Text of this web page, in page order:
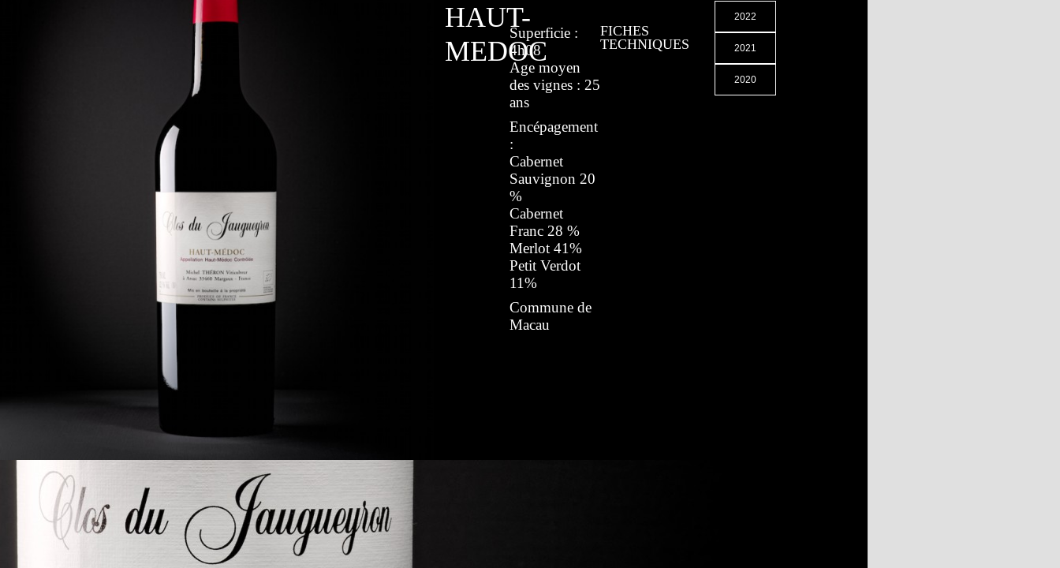
HAUT-
MEDOC
Superficie :
4h08
Age moyen
des vignes : 25
ans
Encépagement
:
Cabernet
Sauvignon 20
%
Cabernet
Franc 28 %
Merlot 41%
Petit Verdot
11%
Commune de
Macau
FICHES
TECHNIQUES
2022
2021
2020